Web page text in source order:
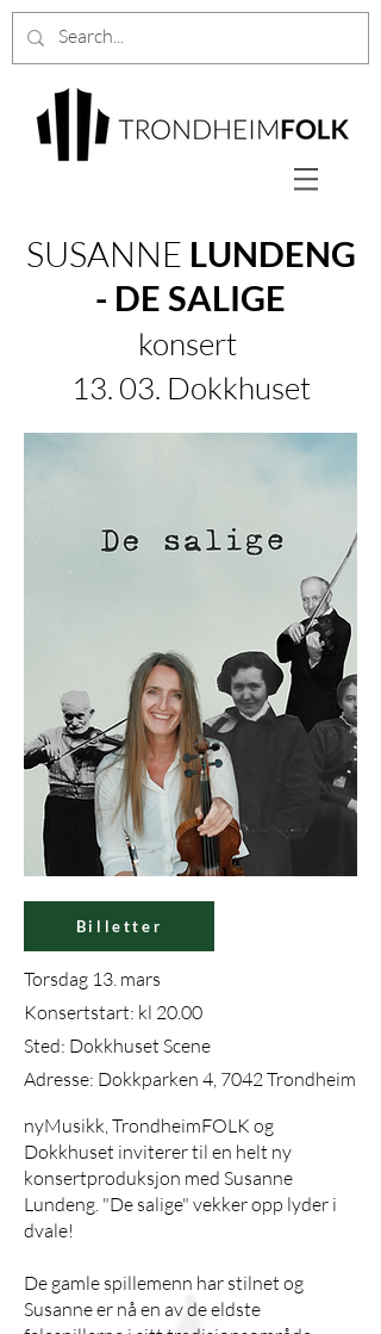
SUSANNE LUNDENG
- DE SALIGE
konsert
13. 03. Dokkhuset
Billetter
Torsdag 13. mars
Konsertstart: kl 20.00
Sted: Dokkhuset Scene
Adresse: Dokkparken 4, 7042 Trondheim
nyMusikk, TrondheimFOLK og
Dokkhuset inviterer til en helt ny
konsertproduksjon med Susanne
Lundeng. "De salige" vekker opp lyder i
dvale!
De gamle spillemenn har stilnet og
Susanne er nå en av de eldste